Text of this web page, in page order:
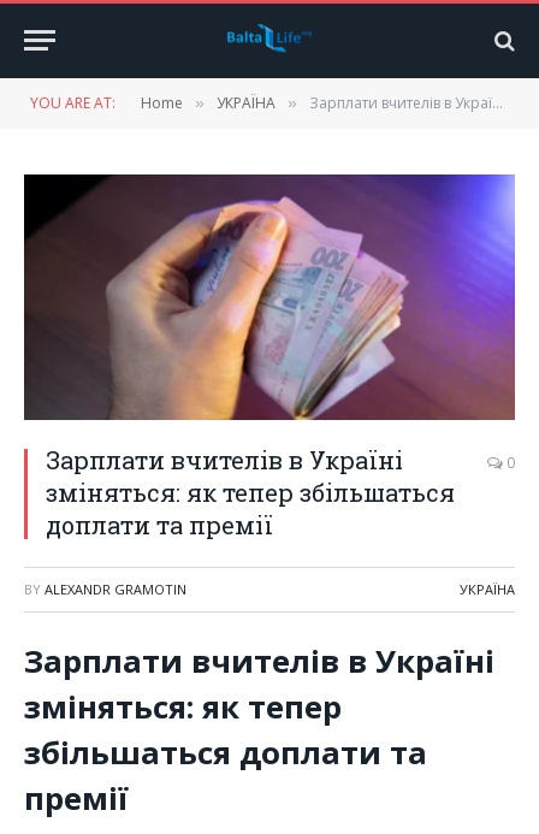
YOU ARE AT: Home » УКРАЇНА » Зарплати вчителів в Україні зміняться: як тепер збільшаться доплати та премії
Зарплати вчителів в Україні
зміняться: як тепер збільшаться
доплати та премії
0
BY ALEXANDR GRAMOTIN УКРАЇНА
Зарплати вчителів в Україні
зміняться: як тепер
збільшаться доплати та
премії